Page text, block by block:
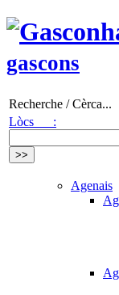
gascons
Recherche / Cèrca...
Lòcs :
Agenais